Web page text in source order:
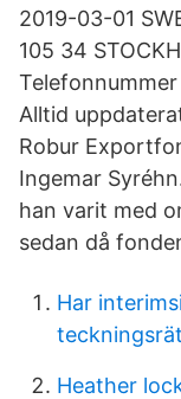
2019-03-01
105 34
Alltid
Robur
Ingemar
han varit med
sedan då
Har
Heather